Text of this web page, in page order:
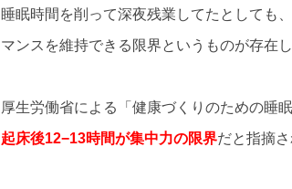
睡眠時間を削って深夜残業してたとしても
マンスを維持できる限界というものが存在し
厚生労働省による「健康づくりのための睡眠
起床後12−13時間が集中力の限界だと指摘さ